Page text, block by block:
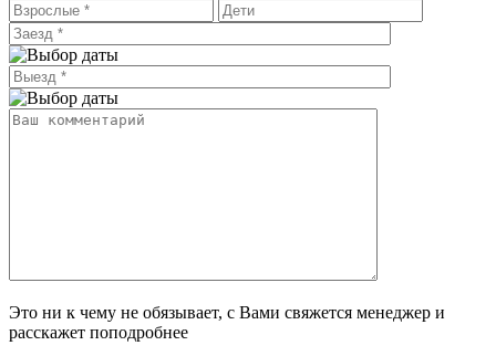
Это ни к чему не обязывает, с Вами свяжется менеджер и
расскажет поподробнее